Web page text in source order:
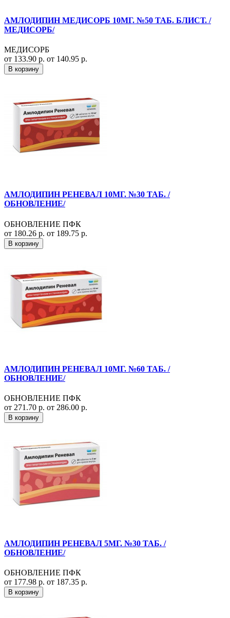
АМЛОДИПИН МЕДИСОРБ 10МГ. №50 ТАБ. БЛИСТ. /
МЕДИСОРБ/
МЕДИСОРБ
от 133.90 р. от 140.95 р.
В корзину
АМЛОДИПИН РЕНЕВАЛ 10МГ. №30 ТАБ. /
ОБНОВЛЕНИЕ/
ОБНОВЛЕНИЕ ПФК
от 180.26 р. от 189.75 р.
В корзину
АМЛОДИПИН РЕНЕВАЛ 10МГ. №60 ТАБ. /
ОБНОВЛЕНИЕ/
ОБНОВЛЕНИЕ ПФК
от 271.70 р. от 286.00 р.
В корзину
АМЛОДИПИН РЕНЕВАЛ 5МГ. №30 ТАБ. /
ОБНОВЛЕНИЕ/
ОБНОВЛЕНИЕ ПФК
от 177.98 р. от 187.35 р.
В корзину